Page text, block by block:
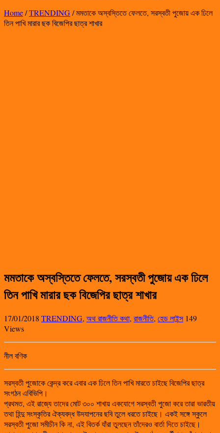
Home/TRENDING/মমতাকে অস্বস্তিতে ফেলতে, সরস্বতী পুজোয় এক ঢিলে
তিন পাখি মারার ছক বিজেপির ছাত্র শাখার
মমতাকে অস্বস্তিতে ফেলতে, সরস্বতী পুজোয় এক ঢিলে
তিন পাখি মারার ছক বিজেপির ছাত্র শাখার
17/01/2018 TRENDING, অথ রাজনীতি কথা, রাজনীতি, হেড লাইন্স 149
Views
নীল বণিক
সরস্বতী পুজোকে কেন্দ্র করে এবার এক ঢিলে তিন পাখি মারতে চাইছে বিজেপির ছাত্র
সংগঠন এবিভিপি।
প্রথমত, এই রাজ্যে তাদের মোট ৩০০ শাখায় একযোগে সরস্বতী পুজো করে তারা ভারতীয়
তথা হিন্দু সংস্কৃতির ঐক্যবদ্ধ উদযাপনের ছবি তুলে ধরতে চাইছে। একই সঙ্গে স্কুলে
সরস্বতী পুজো সমীচীন কি না, এই বিতর্ক যাঁরা তুলছেন তাঁদেরও বার্তা দিতে চাইছে।